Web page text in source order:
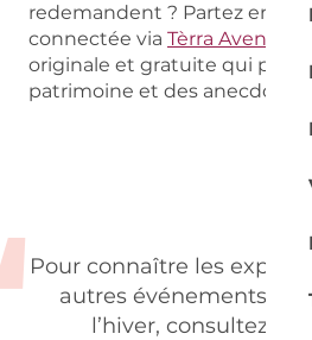
redemandent ? Partez en
connectée via Tèrra Aventura
originale et gratuite qui
patrimoine et des anecdotes,
Pour connaître les
autres événements
l’hiver, consultez